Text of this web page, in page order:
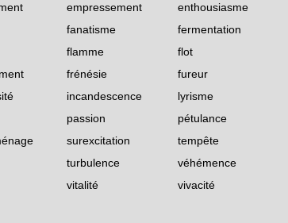
empressement enthousiasme
fanatisme fermentation
flamme flot
frénésie fureur
incandescence lyrisme
passion pétulance
surexcitation tempête
turbulence véhémence
vitalité vivacité